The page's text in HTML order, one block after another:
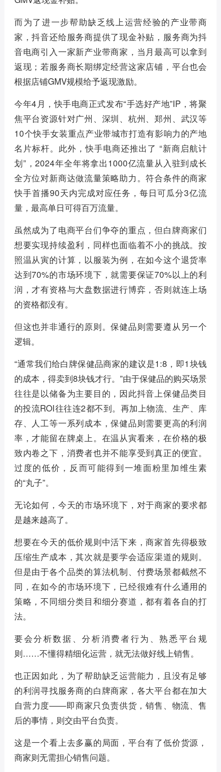
而为了进一步帮助缺乏线上运营经验的产业带商
家，抖音还给服务商提供了现金补贴，服务商为抖
音电商引入一家新产业带商家，当月最高可以拿到
返现；若服务商长期绑定经营这家店铺，平台也会
根据店铺GMV规模给予返现激励。
今年4月，快手电商正式发布“手选好产地”IP，将聚
焦平台资源针对广州、深圳、杭州、郑州、武汉等
10个快手女装重点产业带城市打造有影响力的产地
名片标杆。此外，快手电商还推出了 “新商启航计
划”，2024年全年将拿出1000亿流量从入驻到成长
全方位对新商达做流量策略助力。符合条件的商家
快手首播90天内完成对应任务，每日可瓜分3亿流
量，最高单日可得百万流量。
虽然成为了电商平台们争夺的重点，但白牌商家们
想要实现持续盈利，同样也面临着不小的挑战。按
照温从寅的计算，以服装为例，在如今这个退货率
达到70%的市场环境下，就需要保证70%以上的利
润，才有资格与大盘数据进行博弈，否则就连上场
的资格都没有。
但这也并非通行的原则。保健品则需要遵从另一个
逻辑。
“通常我们给白牌保健品商家的建议是1:8，即1块钱
的成本，得卖到8块钱才行。”由于保健品的购买场景
往往是以储备为主要目的，因此抖音上保健品类目
的投流ROI往往连2都不到。再加上物流、生产、库
存、人工等一系列成本，保健品则需要更高的利润
率，才能留在牌桌上。在温从寅看来，在价格的极
致内卷之下，消费者也并不能享受到真正的便宜。
过度的低价，反而可能得到一堆面粉里加维生素
的“丸子”。
无论如何，今天的市场环境下，对于商家的要求都
是越来越高了。
想要在今天的低价规则中活下来，商家首先得极致
压缩生产成本，其次就是要学会适应渠道的规则。
但是由于各个品类的算法机制、付费场景都截然不
同，在如今的市场环境下，已经很难有什么通用的
策略，不同细分类目和细分赛道，都有着各自的打
法。
要会分析数据、分析消费者行为、熟悉平台规
则……不懂得精细化运营，就无法做好线上销售。
也正因如此，为了帮助缺乏运营能力，且没有足够
的利润寻找服务商的白牌商家，各大平台都在加大
自营力度——即商家只负责供货，销售、物流、售
后的事情，则交由平台负责。
这是一个看上去多赢的局面，平台有了低价货源，
商家则无需担心销售问题。